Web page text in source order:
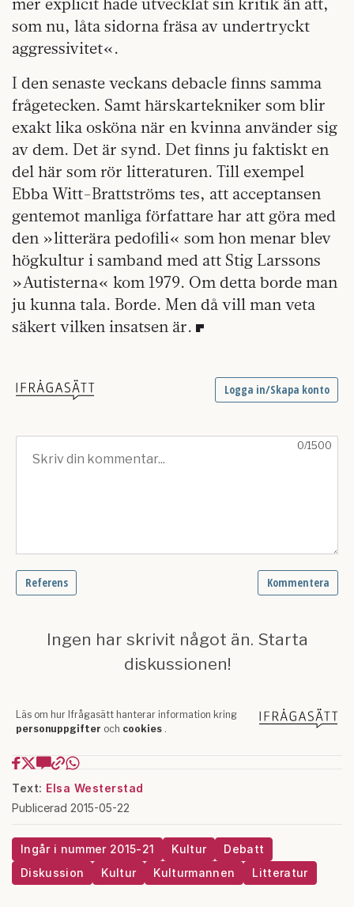
som nu, låta sidorna fräsa av undertryckt
aggressivitet«.
I den senaste veckans debacle finns samma
frågetecken. Samt härskartekniker som blir
exakt lika osköna när en kvinna använder sig
av dem. Det är synd. Det finns ju faktiskt en
del här som rör litteraturen. Till exempel
Ebba Witt-Brattströms tes, att acceptansen
gentemot manliga författare har att göra med
den »litterära pedofili« som hon menar blev
högkultur i samband med att Stig Larssons
»Autisterna« kom 1979. Om detta borde man
ju kunna tala. Borde. Men då vill man veta
säkert vilken insatsen är.
Text: Elsa Westerstad
Publicerad 2015-05-22
Ingår i nummer 2015-21 Kultur
Debatt
Diskussion
Kultur Kulturmannen Litteratur